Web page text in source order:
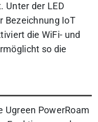
Unter der LED
Bezeichnung IoT
die WiFi- und
so die
Ugreen PowerRoam